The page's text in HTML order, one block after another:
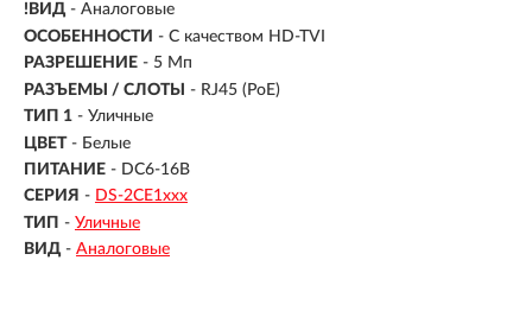
!ВИД - Аналоговые
ОСОБЕННОСТИ - С качеством HD-TVI
РАЗРЕШЕНИЕ - 5 Мп
РАЗЪЕМЫ / СЛОТЫ
- RJ45 (PoE)
ТИП 1 - Уличные
ЦВЕТ - Белые
ПИТАНИЕ - DC6-16В
СЕРИЯ - DS-2CE1ххх
ТИП - Уличные
ВИД - Аналоговые